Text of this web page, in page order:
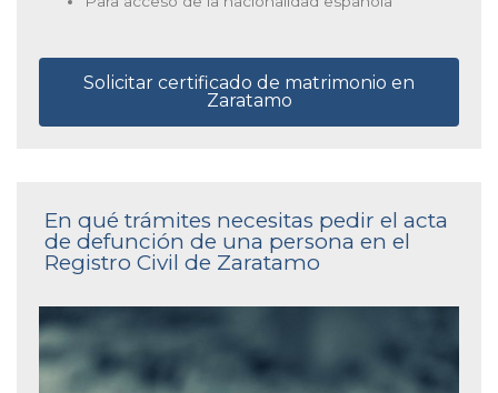
Solicitar certificado de matrimonio en
Zaratamo
En qué trámites necesitas pedir el acta
de defunción de una persona en el
Registro Civil de Zaratamo